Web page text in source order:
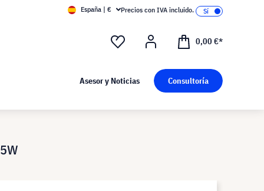
España | € Precios con IVA incluido.
0,00 €*
Asesor y Noticias Consultoría